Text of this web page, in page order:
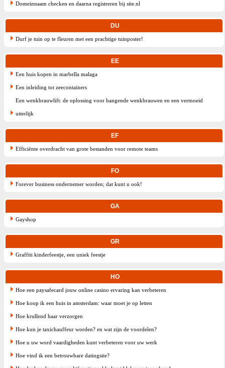
Domeinnaam checken en daarna registreren bij site.nl
DU
Durf je tuin op te fleuren met een prachtige tuinposter!
EE
Een huis kopen in marbella malaga
Een inleiding tot zeecontainers
Een wenkbrauwlift: de oplossing voor hangende wenkbrauwen en een vermoeid
uiterlijk
EF
Efficiënte overdracht van grote bestanden voor remote teams
FO
Forever business ondernemer worden; dat kunt u ook!
GA
Gayshop
GR
Graffiti kinderfeestje, een uniek feestje
HO
Hoe een paysafecard jouw online casino ervaring kan verbeteren
Hoe koop ik een huis in amsterdam: waar moet je op letten
Hoe krullend haar verzorgen
Hoe kun je taxichauffeur worden? en wat zijn de voordelen?
Hoe u uw word vaardigheden kunt verbeteren voor uw werk
Hoe vind ik een betrouwbare datingsite?